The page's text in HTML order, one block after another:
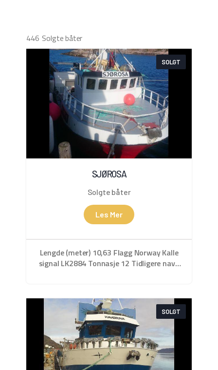
446 Solgte båter
SOLGT
SJØROSA
Solgte båter
Les Mer
Lengde (meter) 10,63 Flagg Norway Kalle
signal LK2884 Tonnasje 12 Tidligere navn
maskineri Lysmotor 220 v, Hk 30
Lensepumpe Johnson 12/220 V 2″
Kapasiteter Lasterom volum 16 m3 Høyde
i rom 1,5 Bulkrom uisolert 6 stk.
containere alum. med renne a 500 liter
(rommer ca. 3 t fisk) Drivstofftanker 1200
l, aluminium Ferskvannstank 800 l Styring
SOLGT